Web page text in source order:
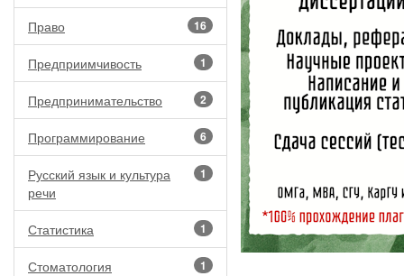
16
Право
1
Предприимчивость
2
Предпринимательство
6
Программирование
1
Русский язык и культура
речи
1
Статистика
1
Стоматология